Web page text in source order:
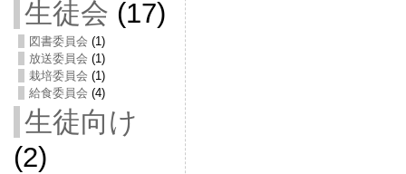
生徒会 (17)
図書委員会 (1)
放送委員会 (1)
栽培委員会 (1)
給食委員会 (4)
生徒向け
(2)